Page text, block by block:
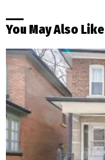
You May Also Like